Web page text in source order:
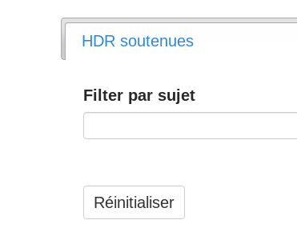
HDR soutenues
Filter par sujet
Réinitialiser